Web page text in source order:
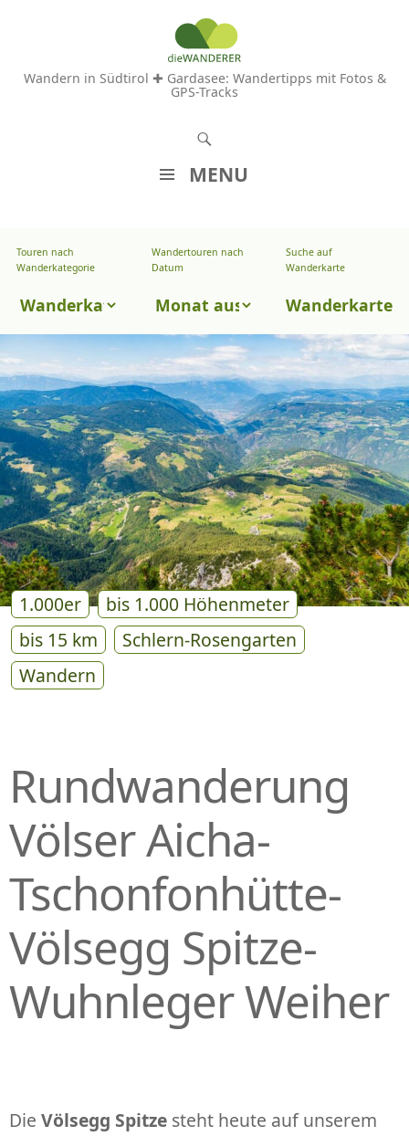
Wandern in Südtirol ✚ Gardasee: Wandertipps mit Fotos &
GPS-Tracks
MENU
M
A
L
T
S
P
R
I
N
G
E
N
Touren nach
Wanderkategorie
Touren
Wanderkategorie
Wandertouren nach
Datum
Wandertouren
Datum
Suche auf
Wanderkarte
Wanderkarte
1.000er
bis 1.000 Höhenmeter
bis 15 km
Schlern-Rosengarten
Wandern
Rundwanderung
Völser Aicha-
Tschonfonhütte-
Völsegg Spitze-
Wuhnleger Weiher
Die Völsegg Spitze steht heute auf unserem